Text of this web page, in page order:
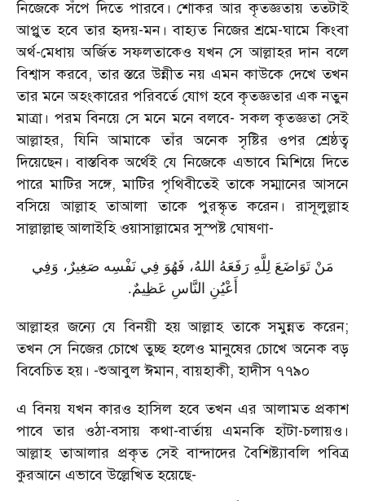
নিজেকে সঁপে দিতে পারবে। শোকর আর কৃতজ্ঞতায় ততটাই
আপ্লুত হবে তার হৃদয়-মন। বাহ্যত নিজের শ্রমে-ঘামে কিংবা
অর্থ-মেধায় অর্জিত সফলতাকেও যখন সে আল্লাহর দান বলে
বিশ্বাস করবে,তার স্তরে উন্নীত নয় এমন কাউকে দেখে তখন
তার মনে অহংকারের পরিবর্তে যোগ হবে কৃতজ্ঞতার এক নতুন
মাত্রা। পরম বিনয়ে সে মনে মনে বলবে- সকল কৃতজ্ঞতা সেই
আল্লাহর,যিনি আমাকে তাঁর অনেক সৃষ্টির ওপর শ্রেষ্ঠত্ব
দিয়েছেন। বাস্তবিক অর্থেই যে নিজেকে এভাবে মিশিয়ে দিতে
পারে মাটির সঙ্গে,মাটির পৃথিবীতেই তাকে সম্মানের আসনে
বসিয়ে আল্লাহ তাআলা তাকে পুরস্কৃত করেন। রাসূলুল্লাহ
সাল্লাল্লাহু আলাইহি ওয়াসাল্লামের সুস্পষ্ট ঘোষণা-
مَنْ تَوَاضَعَ لِلَّهِ رَفَعَهُ اللهُ، فَهُوَ فِي نَفْسِه صَغِيرٌ، وَفِي
أَعْيُنِ النَّاسِ عَظِيمٌ.
আল্লাহর জন্যে যে বিনয়ী হয় আল্লাহ তাকে সমুন্নত করেন;
তখন সে নিজের চোখে তুচ্ছ হলেও মানুষের চোখে অনেক বড়
বিবেচিত হয়। -শুআবুল ঈমান,বায়হাকী,হাদীস ৭৭৯০
এ বিনয় যখন কারও হাসিল হবে তখন এর আলামত প্রকাশ
পাবে তার ওঠা-বসায় কথা-বার্তায় এমনকি হাঁটা-চলায়ও।
আল্লাহ তাআলার প্রকৃত সেই বান্দাদের বৈশিষ্ট্যাবলি পবিত্র
কুরআনে এভাবে উল্লেখিত হয়েছে-